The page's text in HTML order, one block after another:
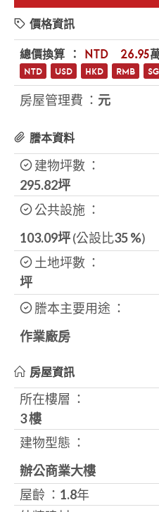
價格資訊
總價換算 ： NTD $26.95
NTD USD HKD RMB
房屋管理費 ： 元
謄本資料
建物坪數 ：
295.82坪
公共設施 ：
103.09坪(公設比35%)
土地坪數 ：
坪
謄本主要用途 ：
作業廠房
房屋資訊
所在樓層 ：
3 樓
建物型態 ：
辦公商業大樓
屋齡 ： 1.8年